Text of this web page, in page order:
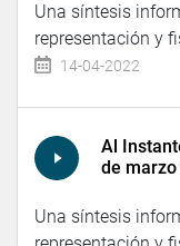
Una síntesis
representación y
14-04-2022
Al
de
Una síntesis